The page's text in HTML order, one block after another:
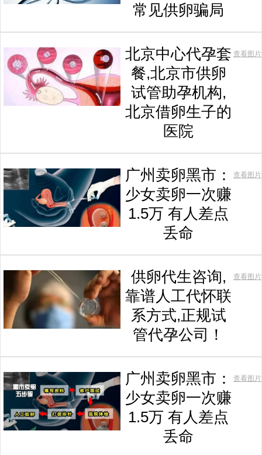
常见供卵骗局
北京中心代孕套
餐,北京市供卵
试管助孕机构,
北京借卵生子的
医院
查看图片
广州卖卵黑市：
少女卖卵一次赚
1.5万 有人差点
丢命
查看图片
供卵代生咨询,
靠谱人工代怀联
系方式,正规试
管代孕公司！
查看图片
广州卖卵黑市：
少女卖卵一次赚
1.5万 有人差点
丢命
查看图片